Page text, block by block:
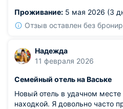
Проживание: 5 мая 2026 (3
Отзыв оставлен без
Надежда
11 февраля 2026
Семейный отель на Ваське
Новый отель в удачном
находкой. Я довольно часто